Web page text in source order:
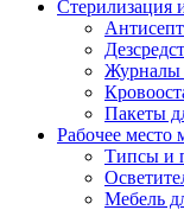
Стерилизация
Журналы
Пакеты
Рабочее место
Типсы и
Мебель